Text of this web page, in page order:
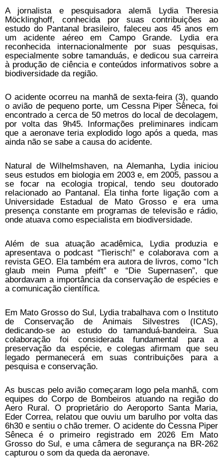
A jornalista e pesquisadora alemã Lydia Theresia
Möcklinghoff, conhecida por suas contribuições ao
estudo do Pantanal brasileiro, faleceu aos 45 anos em
um acidente aéreo em Campo Grande. Lydia era
reconhecida internacionalmente por suas pesquisas,
especialmente sobre tamanduás, e dedicou sua carreira
à produção de ciência e conteúdos informativos sobre a
biodiversidade da região.
O acidente ocorreu na manhã de sexta-feira (3), quando
o avião de pequeno porte, um Cessna Piper Sêneca, foi
encontrado a cerca de 50 metros do local de decolagem,
por volta das 9h45. Informações preliminares indicam
que a aeronave teria explodido logo após a queda, mas
ainda não se sabe a causa do acidente.
Natural de Wilhelmshaven, na Alemanha, Lydia iniciou
seus estudos em biologia em 2003 e, em 2005, passou a
se focar na ecologia tropical, tendo seu doutorado
relacionado ao Pantanal. Ela tinha forte ligação com a
Universidade Estadual de Mato Grosso e era uma
presença constante em programas de televisão e rádio,
onde atuava como especialista em biodiversidade.
Além de sua atuação acadêmica, Lydia produzia e
apresentava o podcast “Tierisch!” e colaborava com a
revista GEO. Ela também era autora de livros, como “Ich
glaub mein Puma pfeift” e “Die Supernasen”, que
abordavam a importância da conservação de espécies e
a comunicação científica.
Em Mato Grosso do Sul, Lydia trabalhava com o Instituto
de Conservação de Animais Silvestres (ICAS),
dedicando-se ao estudo do tamanduá-bandeira. Sua
colaboração foi considerada fundamental para a
preservação da espécie, e colegas afirmam que seu
legado permanecerá em suas contribuições para a
pesquisa e conservação.
As buscas pelo avião começaram logo pela manhã, com
equipes do Corpo de Bombeiros atuando na região do
Aero Rural. O proprietário do Aeroporto Santa Maria,
Eder Correa, relatou que ouviu um barulho por volta das
6h30 e sentiu o chão tremer. O acidente do Cessna Piper
Sêneca é o primeiro registrado em 2026 Em Mato
Grosso do Sul, e uma câmera de segurança na BR-262
capturou o som da queda da aeronave.